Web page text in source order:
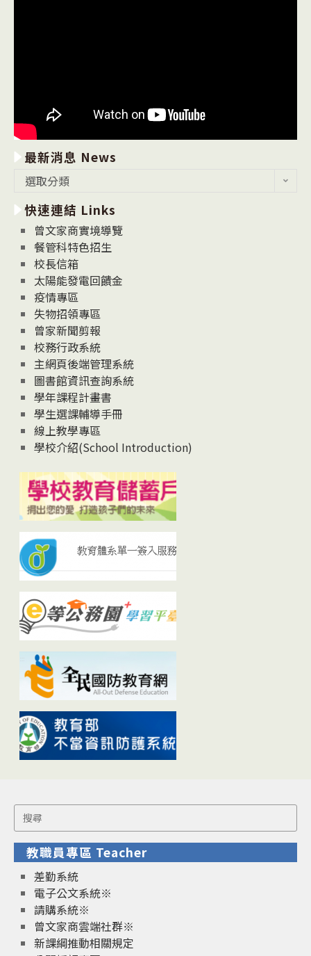
最新消息 News
消
息
News
選取分類
快速連結 Links
曾文家商實境導覽
餐管科特色招生
校長信箱
太陽能發電回饋金
疫情專區
失物招領專區
曾家新聞剪報
校務行政系統
主網頁後端管理系統
圖書館資訊查詢系統
學年課程計畫書
學生選課輔導手冊
線上教學專區
學校介紹(School Introduction)
Search
for:
教職員專區 Teacher
差勤系統
電子公文系統※
請購系統※
曾文家商雲端社群※
新課綱推動相關規定